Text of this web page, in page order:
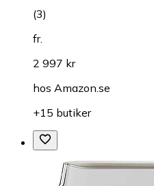
(3)
fr.
2 997 kr
hos Amazon.se
+15 butiker